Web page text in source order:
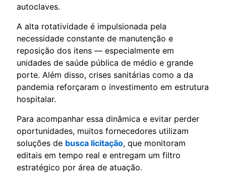
autoclaves.
A alta rotatividade é impulsionada pela
necessidade constante de manutenção e
reposição dos itens — especialmente em
unidades de saúde pública de médio e grande
porte. Além disso, crises sanitárias como a da
pandemia reforçaram o investimento em estrutura
hospitalar.
Para acompanhar essa dinâmica e evitar perder
oportunidades, muitos fornecedores utilizam
soluções de busca licitação, que monitoram
editais em tempo real e entregam um filtro
estratégico por área de atuação.